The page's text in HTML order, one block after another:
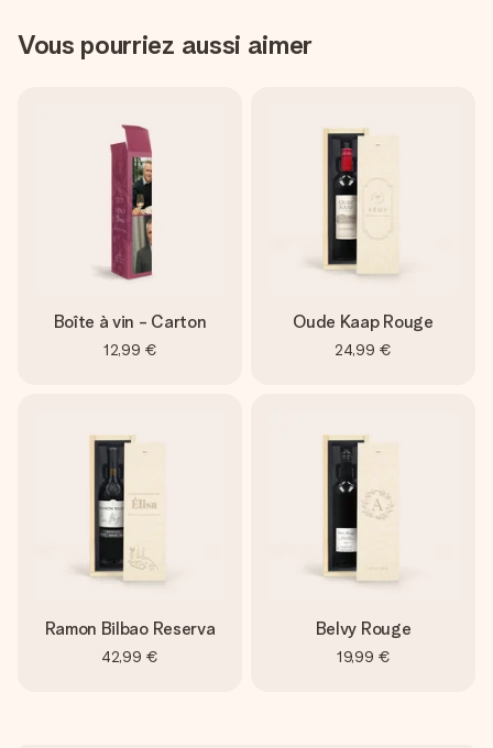
Vous pourriez aussi aimer
Boîte à vin - Carton
12,99 €
Oude Kaap Rouge
24,99 €
Ramon Bilbao Reserva
42,99 €
Belvy Rouge
19,99 €